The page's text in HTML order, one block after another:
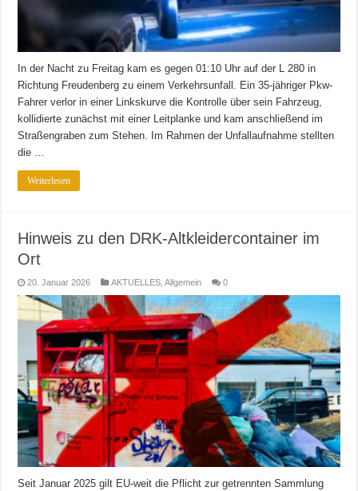
In der Nacht zu Freitag kam es gegen 01:10 Uhr auf der L 280 in
Richtung Freudenberg zu einem Verkehrsunfall. Ein 35-jähriger Pkw-
Fahrer verlor in einer Linkskurve die Kontrolle über sein Fahrzeug,
kollidierte zunächst mit einer Leitplanke und kam anschließend im
Straßengraben zum Stehen. Im Rahmen der Unfallaufnahme stellten
die …
Weiterlesen
Hinweis zu den DRK-Altkleidercontainer im
Ort
20. Januar 2026 AKTUELLES ,Allgemein 0
Seit Januar 2025 gilt EU-weit die Pflicht zur getrennten Sammlung